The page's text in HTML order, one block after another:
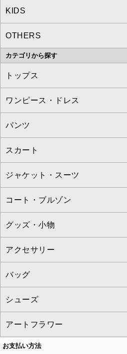
MICHEL KLEIN
MK MICHEL KLEIN
OFUON le MK
a.v.v
MICHEL KLEIN HOMME
MK MICHEL KLEIN HOMME
KIDS
a.v.v
OTHERS
MK MICHEL KLEIN BAG
カテゴリから探す
トップス
すべてのトップス
カットソー・Tシャツ
ブラウス・シャツ
ニット・セーター
カーディガン
アンサンブルセット
ベスト・ジレ
パーカー
タンクトップ・キャミソール
スウェット・ジャージー
その他のトップス
ワンピース・ドレス
すべてのワンピース・ドレス
ワンピース
ドレス
チュニック
ジャンパースカート
その他のワンピース・ドレス
パンツ
すべてのパンツ
フルレングスパンツ
クロップド・半端丈パンツ
ガウチョ・ワイドパンツ
ハーフ・ショート丈パンツ
サロペット・オールインワン
その他のパンツ
スカート
すべてのスカート
ロング・マキシ丈スカート
ひざ丈スカート
ミモレ丈スカート
ショート・ミニ丈スカート
その他のスカート
ジャケット・スーツ
すべてのジャケット・スーツ
テーラードジャケット
ノーカラージャケット
セットアップ
セットアップジャケット
セットアップパンツ
セットアップスカート
コート・ブルゾン
すべてのコート・ブルゾン
トレンチコート
ピーコート
ダッフルコート
チェスターコート
モッズコート
グッズ・小物
すべてのグッズ・小物
マスク
ストール・マフラー・スヌード
ベルト・サスペンダー
帽子
アクセサリー
すべてのアクセサリー
ネックレス
ピアス・イヤリング
ブレスレット・バングル
バッグ
すべてのバッグ
トートバッグ
ショルダーバッグ
シューズ
すべてのシューズ
パンプス
アートフラワー
すべてのアートフラワー
お支払い方法